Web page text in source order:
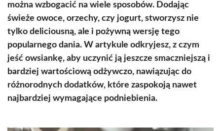
można wzbogacić na wiele sposobów. Dodając
świeże owoce, orzechy, czy jogurt, stworzysz nie
tylko deliciousną, ale i pożywną wersję tego
popularnego dania. W artykule odkryjesz, z czym
jeść owsiankę, aby uczynić ją jeszcze smaczniejszą i
bardziej wartościową odżywczo, nawiązując do
różnorodnych dodatków, które zaspokoją nawet
najbardziej wymagające podniebienia.